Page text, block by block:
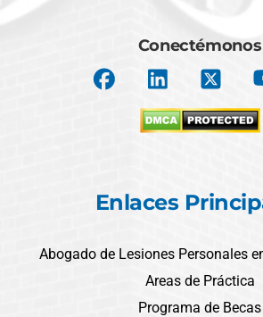
Conectémonos
Enlaces
Abogado de Lesiones Personales
Areas de Práctica
Programa de Becas